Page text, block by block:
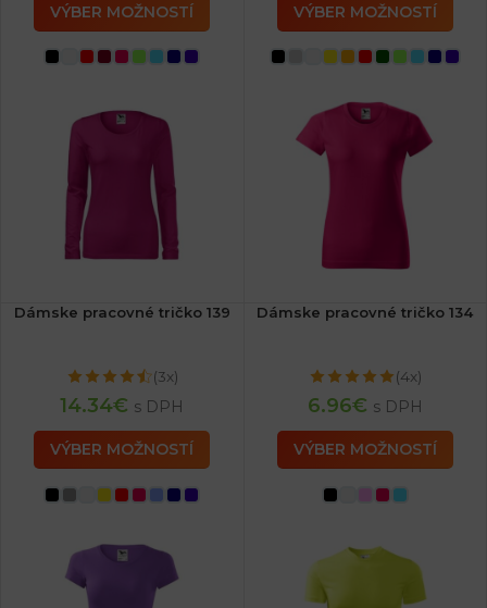
VÝBER MOŽNOSTÍ VÝBER MOŽNOSTÍ
Dámske pracovné tričko 139
(3x)
14.34€ s DPH
VÝBER MOŽNOSTÍ
Dámske pracovné tričko 134
(4x)
6.96€ s DPH
VÝBER MOŽNOSTÍ